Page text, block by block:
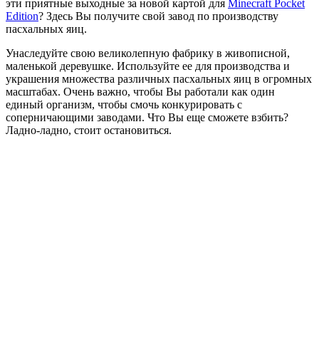
эти приятные выходные за новой картой для Minecraft Pocket
Edition? Здесь Вы получите свой завод по производству
пасхальных яиц.
Унаследуйте свою великолепную фабрику в живописной,
маленькой деревушке. Используйте ее для производства и
украшения множества различных пасхальных яиц в огромных
масштабах. Очень важно, чтобы Вы работали как один
единый организм, чтобы смочь конкурировать с
соперничающими заводами. Что Вы еще сможете взбить?
Ладно-ладно, стоит остановиться.